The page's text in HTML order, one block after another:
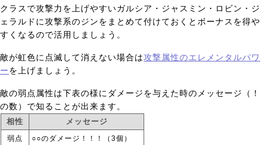
クラスで攻撃力を上げやすいガルシア・ジャスミン・ロビン・ジ
ェラルドに攻撃系のジンをまとめて付けておくとボーナスを得や
すくなるので活用しましょう。
敵が虹色に点滅して消えない場合は攻撃属性のエレメンタルパワ
ーを上げましょう。
敵の弱点属性は下表の様にダメージを与えた時のメッセージ（！
の数）で知ることが出来ます。
相性 メッセージ
弱点 ○○のダメージ！！！（3個）